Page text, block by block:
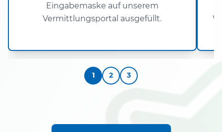
Eingabemaske auf unserem
Vermittlungsportal ausgefüllt.
1 2 3